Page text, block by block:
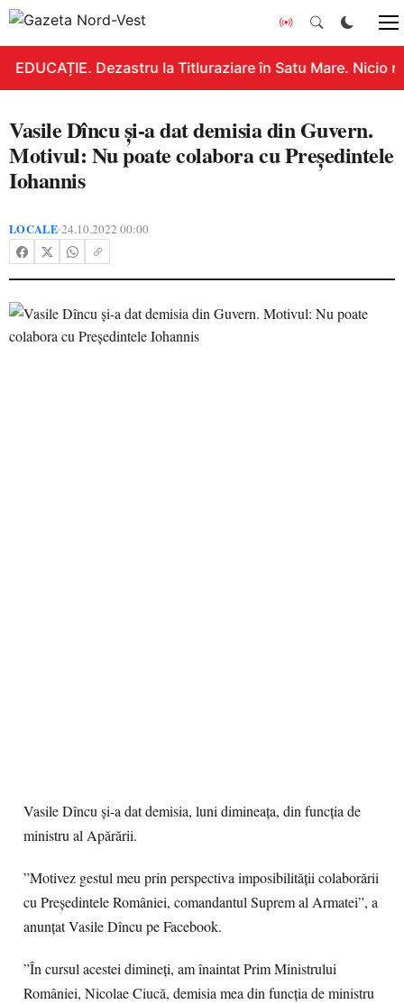
EDUCAȚIE. Dezastru la Titluraziare în Satu Mare. Nicio
Vasile Dîncu și-a dat demisia din Guvern.
Motivul: Nu poate colabora cu Președintele
Iohannis
LOCALE•24.10.2022 00:00
Vasile Dîncu și-a dat demisia, luni dimineața, din funcția de
ministru al Apărării.
”Motivez gestul meu prin perspectiva imposibilității colaborării
cu Președintele României, comandantul Suprem al Armatei”, a
anunțat Vasile Dîncu pe Facebook.
”În cursul acestei dimineți, am înaintat Prim Ministrului
României, Nicolae Ciucă, demisia mea din funcția de ministru